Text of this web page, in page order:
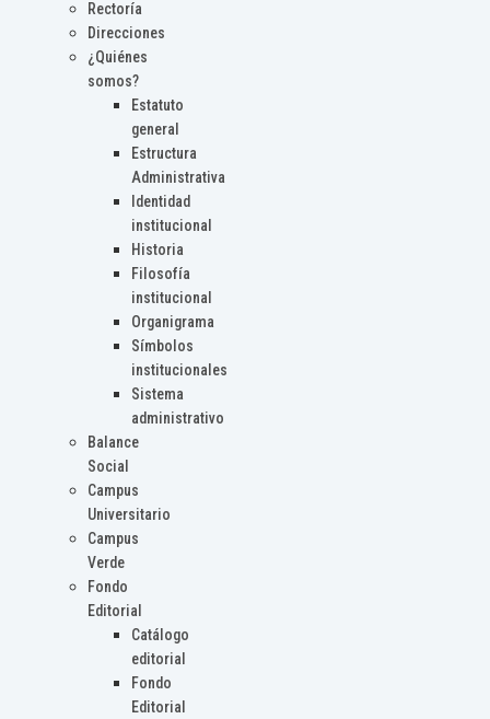
Rectoría
Direcciones
¿Quiénes
somos?
Estatuto
general
Estructura
Administrativa
Identidad
institucional
Historia
Filosofía
institucional
Organigrama
Símbolos
institucionales
Sistema
administrativo
Balance
Social
Campus
Universitario
Campus
Verde
Fondo
Editorial
Catálogo
editorial
Fondo
Editorial